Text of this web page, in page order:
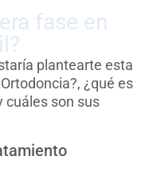
fase en
plantearte esta
¿qué es
cuáles son sus